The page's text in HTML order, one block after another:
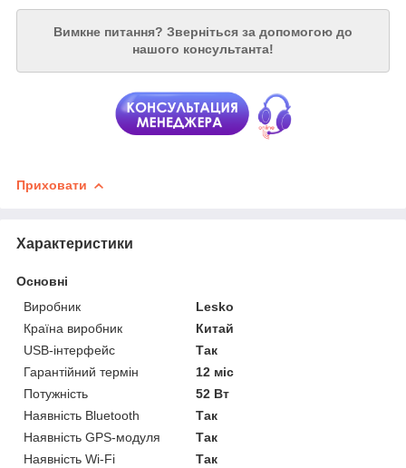
Вимкне питання? Зверніться за допомогою до
нашого консультанта!
Приховати
Характеристики
Основні
Виробник
Lesko
Країна виробник
Китай
USB-інтерфейс
Так
Гарантійний термін
12 міс
Потужність
52 Вт
Наявність Bluetooth
Так
Наявність GPS-модуля
Так
Наявність Wi-Fi
Так